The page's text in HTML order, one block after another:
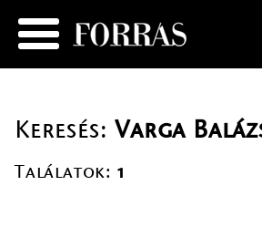
Keresés:Varga
Találatok: 1